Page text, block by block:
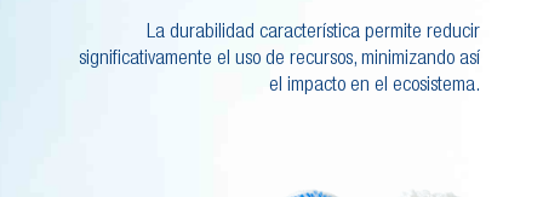
La durabilidad característica permite reducir
significativamente el uso de recursos, minimizando así
el impacto en el ecosistema.